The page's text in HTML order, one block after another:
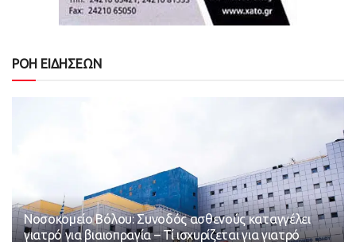
ΡΟΗ ΕΙΔΗΣΕΩΝ
Νοσοκομείο Βόλου: Συνοδός ασθενούς καταγγέλει
γιατρό για βιαιοπραγία – Τί ισχυρίζεται για γιατρό